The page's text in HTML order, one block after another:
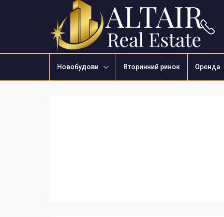
Новобудови Вторинний ринок Оренда